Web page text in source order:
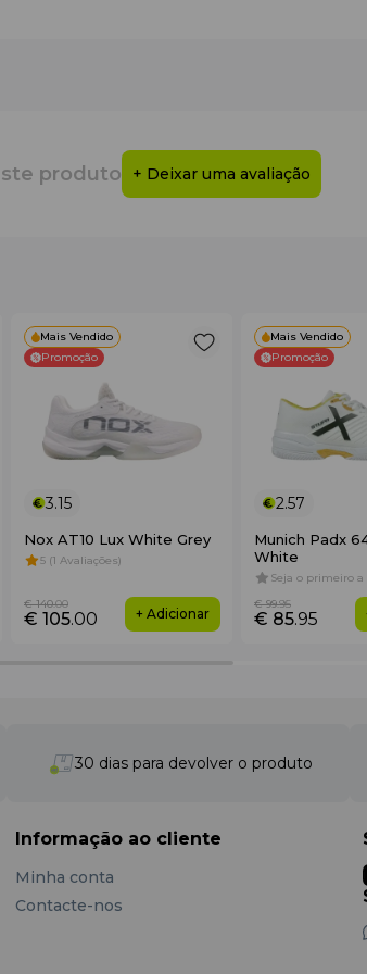
produto + Deixar uma avaliação
Mais Vendido
Promoção
3.15
Nox AT10 Lux White Grey
5 (1 Avaliações)
€ 105.00
€ 140.00
+ Adicionar
Mais Vendido
Promoção
2.57
Munich Padx
White
Seja o primeiro
€ 85.95
€ 99.95
30 dias para devolver o produto
Informação ao cliente
Minha conta
Contacte-nos